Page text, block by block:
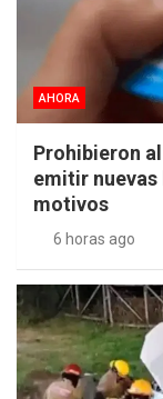
AHORA
Prohibieron
emitir
motivos
6 horas ago